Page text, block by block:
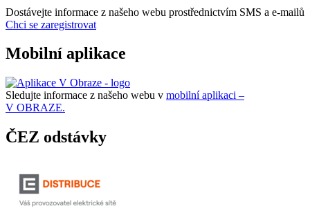
Dostávejte informace z našeho webu prostřednictvím SMS a e-mailů
Chci se zaregistrovat
Mobilní aplikace
Sledujte informace z našeho webu v mobilní aplikaci –
V OBRAZE.
ČEZ odstávky